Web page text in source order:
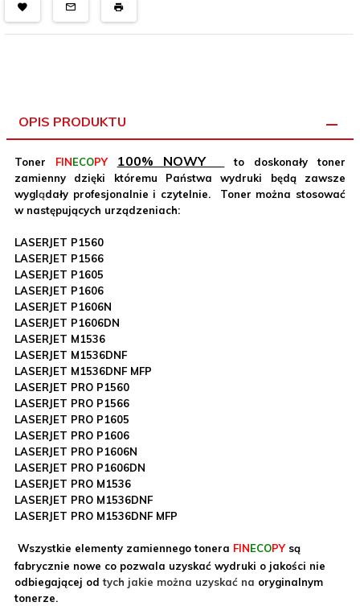
OPIS PRODUKTU
Toner FINECOPY 100% NOWY
to doskonały toner
zamienny dzięki któremu Państwa wydruki będą zawsze
wyglądały profesjonalnie i czytelnie. Toner można stosować
w następujących urządzeniach:
LASERJET P1560
LASERJET P1566
LASERJET P1605
LASERJET P1606
LASERJET P1606N
LASERJET P1606DN
LASERJET M1536
LASERJET M1536DNF
LASERJET M1536DNF MFP
LASERJET PRO P1560
LASERJET PRO P1566
LASERJET PRO P1605
LASERJET PRO P1606
LASERJET PRO P1606N
LASERJET PRO P1606DN
LASERJET PRO M1536
LASERJET PRO M1536DNF
LASERJET PRO M1536DNF MFP
Wszystkie elementy zamiennego tonera FINECOPYsą
fabrycznie nowe co pozwala uzyskać wydruki o jakości nie
odbiegającej odtych jakie można uzyskać na oryginalnym
tonerze.